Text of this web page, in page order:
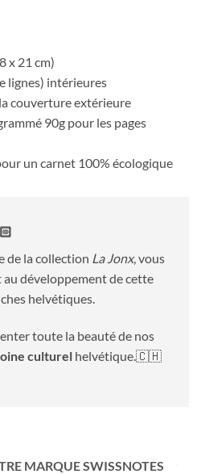
x 21 cm)
lignes) intérieures
couverture extérieure
90g pour les pages
un carnet 100% écologique
de la collection La Jonx, vous
développement de cette
helvétiques.
toute la beauté de nos
culturel helvétique.🇨🇭
MARQUE SWISSNOTES